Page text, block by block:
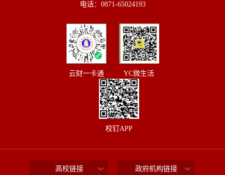
电话：0871-65024193
云财一卡通 YC微生活
校钉APP
高校链接 政府机构链接